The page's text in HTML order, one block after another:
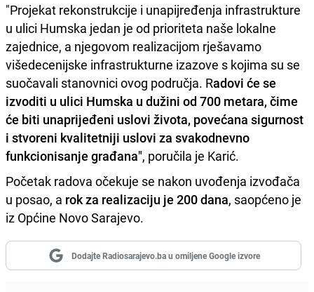
"Projekat rekonstrukcije i unapijređenja infrastrukture
u ulici Humska jedan je od prioriteta naše lokalne
zajednice, a njegovom realizacijom rješavamo
višedecenijske infrastrukturne izazove s kojima su se
suočavali stanovnici ovog područja. Radovi će se
izvoditi u ulici Humska u dužini od 700 metara, čime
će biti unaprijeđeni uslovi života, povećana sigurnost
i stvoreni kvalitetniji uslovi za svakodnevno
funkcionisanje građana", poručila je Karić.
Početak radova očekuje se nakon uvođenja izvođača
u posao, a rok za realizaciju je 200 dana, saopćeno je
iz Općine Novo Sarajevo.
Dodajte Radiosarajevo.ba u omiljene Google izvore